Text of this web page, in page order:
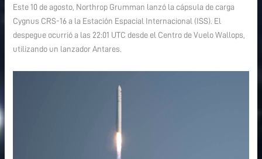
Este 10 de agosto, Northrop Grumman lanzó la cápsula de carga
Cygnus CRS-16 a la Estación Espacial Internacional (ISS). El
despegue ocurrió a las 22:01 UTC desde el Centro de Vuelo Wallops,
utilizando un lanzador Antares.
Cygnus
CRS-
16
Cygnus
CRS-
16